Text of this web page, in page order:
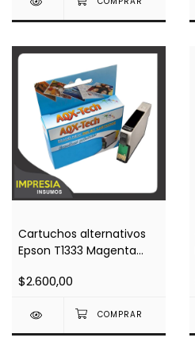
Cartuchos alternativos
Epson T1333 Magenta
TX135 / TX235 / TX320 /
$2.600,00